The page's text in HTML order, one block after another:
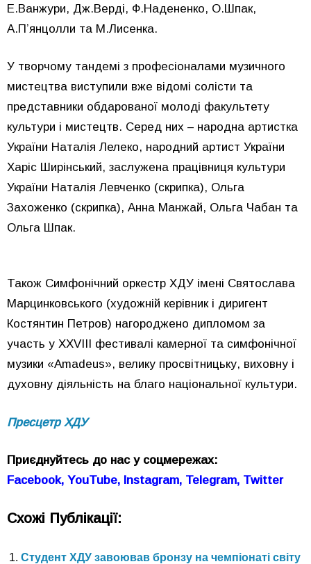
Е.Ванжури, Дж.Верді, Ф.Надененко, О.Шпак,
А.П’янцолли та М.Лисенка.
У творчому тандемі з професіоналами музичного
мистецтва виступили вже відомі солісти та
представники обдарованої молоді факультету
культури і мистецтв. Серед них – народна артистка
України Наталія Лелеко, народний артист України
Харіс Ширінський, заслужена працівниця культури
України Наталія Левченко (скрипка), Ольга
Захоженко (скрипка), Анна Манжай, Ольга Чабан та
Ольга Шпак.
Також Симфонічний оркестр ХДУ імені Святослава
Марцинковського (художній керівник і диригент
Костянтин Петров) нагороджено дипломом за
участь у ХХVІІІ фестивалі камерної та симфонічної
музики «Amadeus», велику просвітницьку, виховну і
духовну діяльність на благо національної культури.
Пресцетр ХДУ
Приєднуйтесь до нас у соцмережах:
Facebook, YouTube, Instagram, Telegram, Twitter
Схожі Публікації:
Студент ХДУ завоював бронзу на чемпіонаті світу